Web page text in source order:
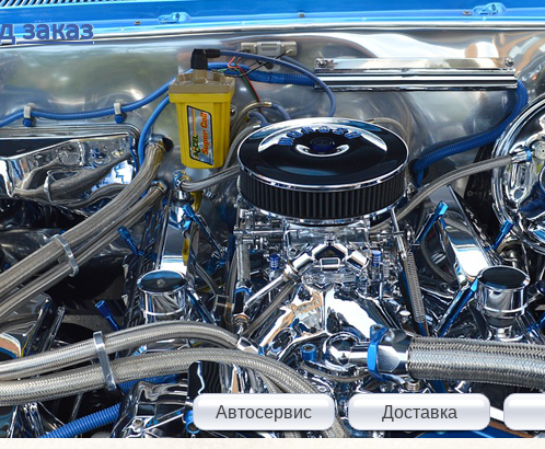
заказ
Автосервис Доставка